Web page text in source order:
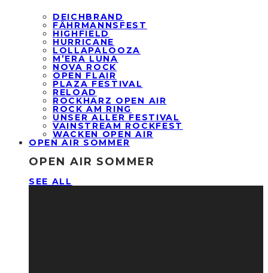
DEICHBRAND
FÄHRMANNSFEST
HIGHFIELD
HURRICANE
LOLLAPALOOZA
M’ERA LUNA
NOVA ROCK
OPEN FLAIR
PLAZA FESTIVAL
RELOAD
ROCKHARZ OPEN AIR
ROCK AM RING
UNSER ALLER FESTIVAL
VAINSTREAM ROCKFEST
WACKEN OPEN AIR
OPEN AIR SOMMER
OPEN AIR SOMMER
SEE ALL